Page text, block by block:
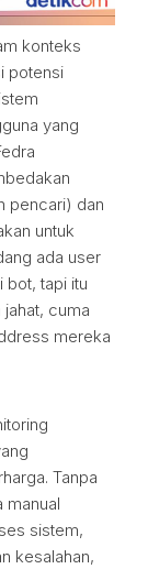
konteks
potensi
yang
pencari) dan
untuk
ada user
tapi itu
cuma
mereka
Tanpa
manual
sistem,
kesalahan,